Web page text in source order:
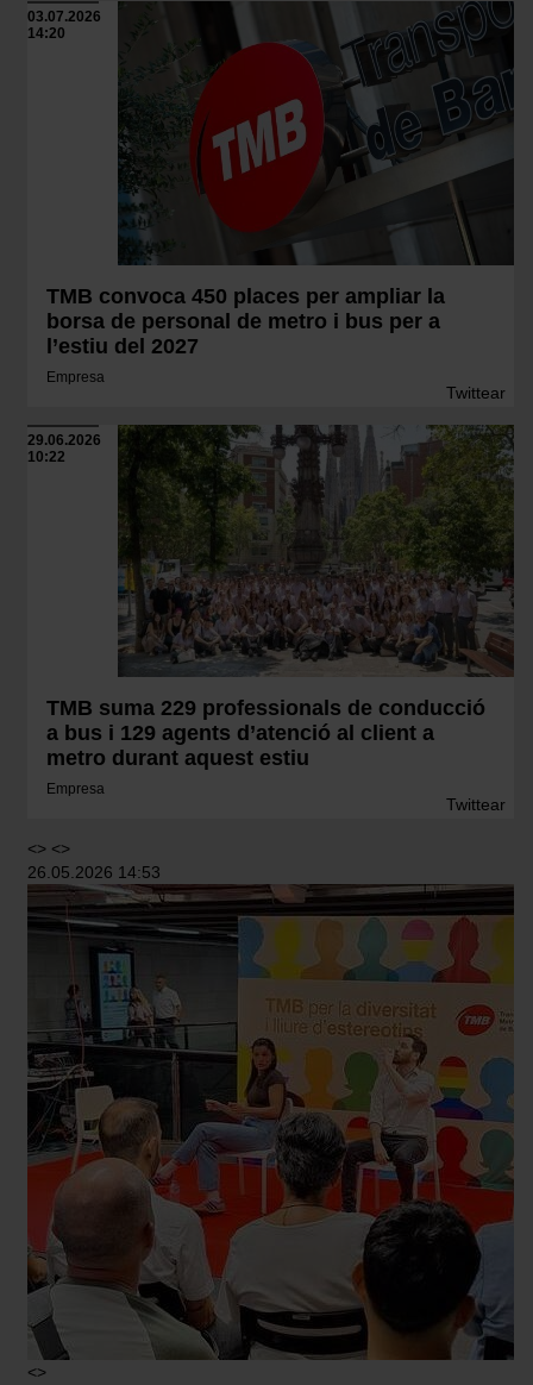
03.07.2026
14:20
TMB convoca 450 places per ampliar la
borsa de personal de metro i bus per a
l’estiu del 2027
Empresa
Twittear
29.06.2026
10:22
TMB suma 229 professionals de conducció
a bus i 129 agents d’atenció al client a
metro durant aquest estiu
Empresa
Twittear
<> <>
26.05.2026 14:53
<>